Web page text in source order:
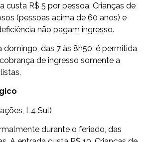
custa R$ 5 por pessoa. Crianças de
(pessoas acima de 60 anos) e
não pagam ingresso.
domingo, das 7 às 8h50, é permitida
de ingresso somente a
L4 Sul)
durante o feriado, das